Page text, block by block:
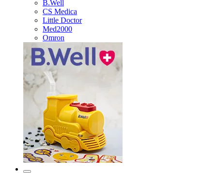
B.Well
CS Medica
Little Doctor
Med2000
Omron